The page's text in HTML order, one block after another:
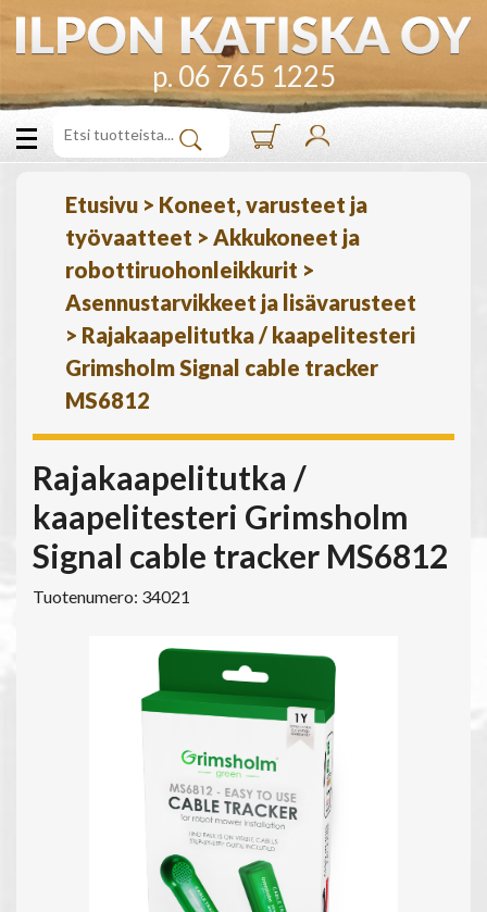
p. 06 765 1225
Etusivu > Koneet, varusteet ja
työvaatteet > Akkukoneet ja
robottiruohonleikkurit >
Asennustarvikkeet ja lisävarusteet
> Rajakaapelitutka / kaapelitesteri
Grimsholm Signal cable tracker
MS6812
Rajakaapelitutka /
kaapelitesteri Grimsholm
Signal cable tracker MS6812
Tuotenumero: 34021